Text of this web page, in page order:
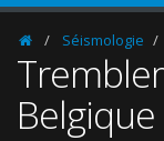
HomepageSéismologie
Belgique